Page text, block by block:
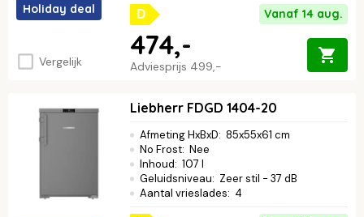
Holiday deal
Vergelijk
D Vanaf 14 aug.
Adviesprijs 499,-
474,-
Liebherr FDGD 1404-20
Afmeting HxBxD: 85x55x61 cm
No Frost: Nee
Inhoud: 107 l
Geluidsniveau: Zeer stil - 37 dB
Aantal vrieslades: 4